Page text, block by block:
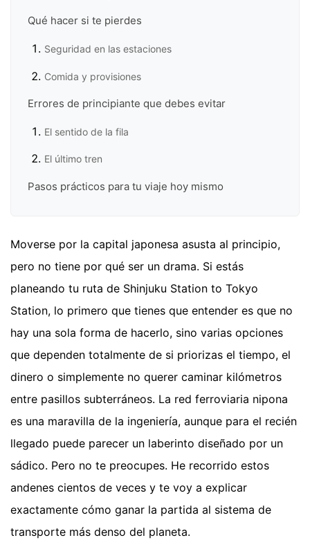
Qué hacer si te pierdes
Seguridad en las estaciones
Comida y provisiones
Errores de principiante que debes evitar
El sentido de la fila
El último tren
Pasos prácticos para tu viaje hoy mismo
Moverse por la capital japonesa asusta al principio,
pero no tiene por qué ser un drama. Si estás
planeando tu ruta de Shinjuku Station to Tokyo
Station, lo primero que tienes que entender es que no
hay una sola forma de hacerlo, sino varias opciones
que dependen totalmente de si priorizas el tiempo, el
dinero o simplemente no querer caminar kilómetros
entre pasillos subterráneos. La red ferroviaria nipona
es una maravilla de la ingeniería, aunque para el recién
llegado puede parecer un laberinto diseñado por un
sádico. Pero no te preocupes. He recorrido estos
andenes cientos de veces y te voy a explicar
exactamente cómo ganar la partida al sistema de
transporte más denso del planeta.